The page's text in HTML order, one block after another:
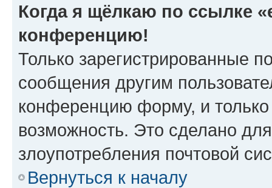
Когда я щёлкаю по ссылке
конференцию!
Только зарегистрированные
сообщения другим
конференцию форму, и
возможность. Это сделано
злоупотребления почтовой
Вернуться к началу